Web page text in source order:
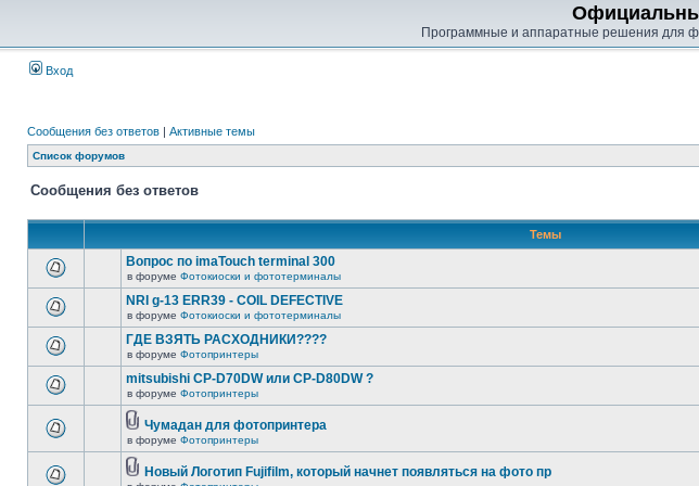
Программные и аппаратные решения для
Вход
Сообщения без ответов | Активные темы
Список форумов
Сообщения без ответов
Темы
Вопрос по imaTouch terminal 300
в форуме Фотокиоски и фототерминалы
NRI g-13 ERR39 - COIL DEFECTIVE
в форуме Фотокиоски и фототерминалы
ГДЕ ВЗЯТЬ РАСХОДНИКИ????
в форуме Фотопринтеры
mitsubishi CP-D70DW или CP-D80DW ?
в форуме Фотопринтеры
Чумадан для фотопринтера
в форуме Фотопринтеры
Новый Логотип Fujifilm, который начнет появляться на фото пр